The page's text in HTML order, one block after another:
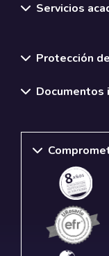
Servicios
Protección